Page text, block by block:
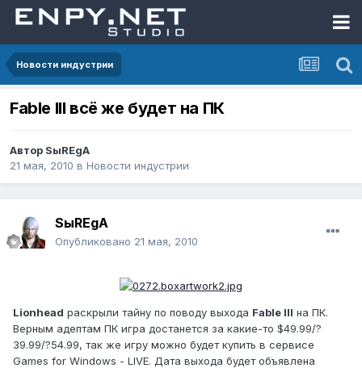
Новости индустрии
Fable III всё же будет на ПК
Автор SыREgA
21 мая, 2010 в Новости индустрии
SыREgA
Опубликовано 21 мая, 2010
Lionhead раскрыли тайну по поводу выхода Fable III на ПК.
Верным адептам ПК игра достанется за какие-то $49.99/?
39.99/?54.99, так же игру можно будет купить в сервисе
Games for Windows - LIVE. Дата выхода будет объявлена